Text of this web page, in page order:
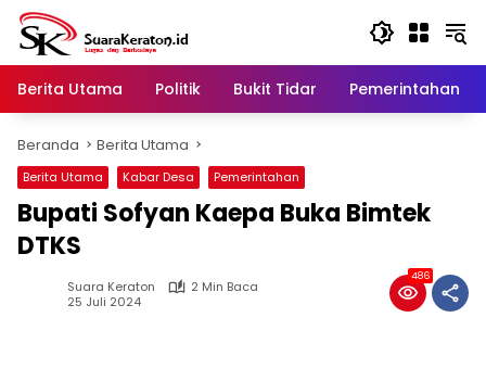
Langsung
konten
Berita Utama
Politik Bukit Tidar Pemerintahan
Beranda Berita Utama
Berita Utama Kabar Desa Pemerintahan
Bupati Sofyan Kaepa Buka Bimtek
DTKS
Suara Keraton
2 Min Baca
25 Juli 2024
486